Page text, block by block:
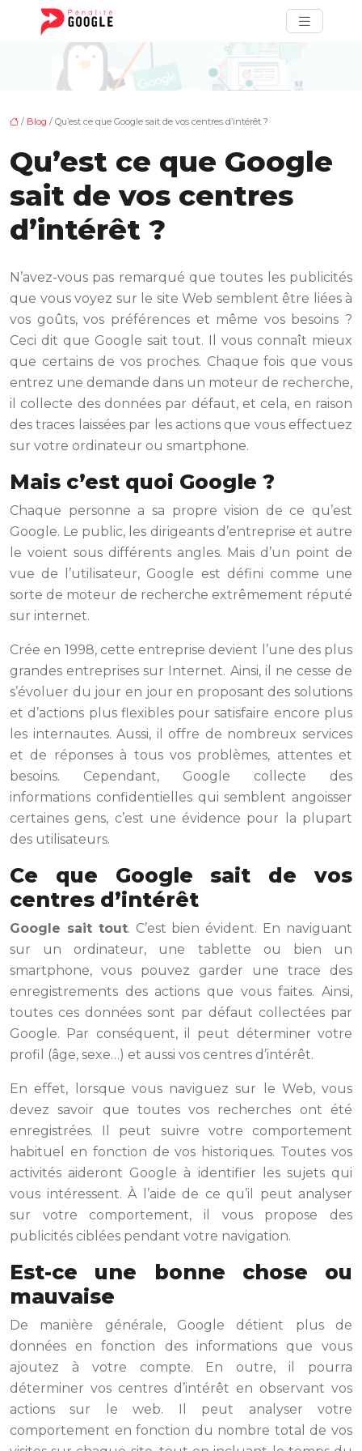
/ Blog / Qu’est ce que Google sait de vos centres d’intérêt ?
Qu’est ce que Google
sait de vos centres
d’intérêt ?
N’avez-vous pas remarqué que toutes les publicités
que vous voyez sur le site Web semblent être liées à
vos goûts, vos préférences et même vos besoins ?
Ceci dit que Google sait tout. Il vous connaît mieux
que certains de vos proches. Chaque fois que vous
entrez une demande dans un moteur de recherche,
il collecte des données par défaut, et cela, en raison
des traces laissées par les actions que vous effectuez
sur votre ordinateur ou smartphone.
Mais c’est quoi Google ?
Chaque personne a sa propre vision de ce qu’est
Google. Le public, les dirigeants d’entreprise et autre
le voient sous différents angles. Mais d’un point de
vue de l’utilisateur, Google est défini comme une
sorte de moteur de recherche extrêmement réputé
sur internet.
Crée en 1998, cette entreprise devient l’une des plus
grandes entreprises sur Internet. Ainsi, il ne cesse de
s’évoluer du jour en jour en proposant des solutions
et d’actions plus flexibles pour satisfaire encore plus
les internautes. Aussi, il offre de nombreux services
et de réponses à tous vos problèmes, attentes et
besoins. Cependant, Google collecte des
informations confidentielles qui semblent angoisser
certaines gens, c’est une évidence pour la plupart
des utilisateurs.
Ce que Google sait de vos
centres d’intérêt
Google sait tout. C’est bien évident. En naviguant
sur un ordinateur, une tablette ou bien un
smartphone, vous pouvez garder une trace des
enregistrements des actions que vous faites. Ainsi,
toutes ces données sont par défaut collectées par
Google. Par conséquent, il peut déterminer votre
profil (âge, sexe…) et aussi vos centres d’intérêt.
En effet, lorsque vous naviguez sur le Web, vous
devez savoir que toutes vos recherches ont été
enregistrées. Il peut suivre votre comportement
habituel en fonction de vos historiques. Toutes vos
activités aideront Google à identifier les sujets qui
vous intéressent. À l’aide de ce qu’il peut analyser
sur votre comportement, il vous propose des
publicités ciblées pendant votre navigation.
Est-ce une bonne chose ou
mauvaise
De manière générale, Google détient plus de
données en fonction des informations que vous
ajoutez à votre compte. En outre, il pourra
déterminer vos centres d’intérêt en observant vos
actions sur le web. Il peut analyser votre
comportement en fonction du nombre total de vos